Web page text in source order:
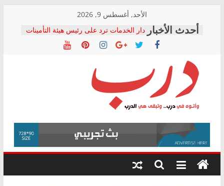
content
الأحد, أغسطس 9, 2026
دار الخدمات ترد على رئيس هيئة التأمينات
بعد مؤتمره الصحفي: إنكار الأزمة لا ينهي
معاناة أصحاب المعاشات.. ونطالب بكشف
فرحات سليمان يكتب: القطاع الصحي إلى
أين؟
حزب التحالف الشعبي يطلق لجنة “الحق
في الصحة” بالإسكندرية لرصد الانتهاكات
ودعم المرضى
الوزاري لمدينة الصحفيين.. وانتهاء أعمال
إنشاء المبنى الإداري
المجلس القومي لحقوق الإنسان يعلن
متابعة قضية الدكتور محمد زهران.. ويؤكد:
قرينة البراءة وضمانات المحاكمة العادلة
درب
وأتوه
درب..
وتبقى
هي